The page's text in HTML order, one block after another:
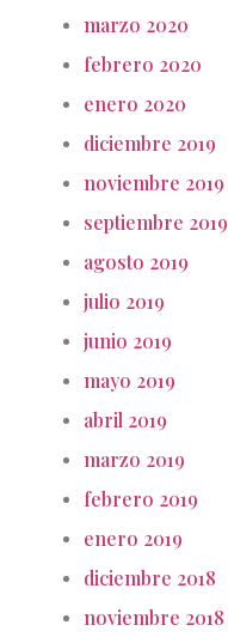
marzo 2020
febrero 2020
enero 2020
diciembre 2019
noviembre 2019
septiembre 2019
agosto 2019
julio 2019
junio 2019
mayo 2019
abril 2019
marzo 2019
febrero 2019
enero 2019
diciembre 2018
noviembre 2018